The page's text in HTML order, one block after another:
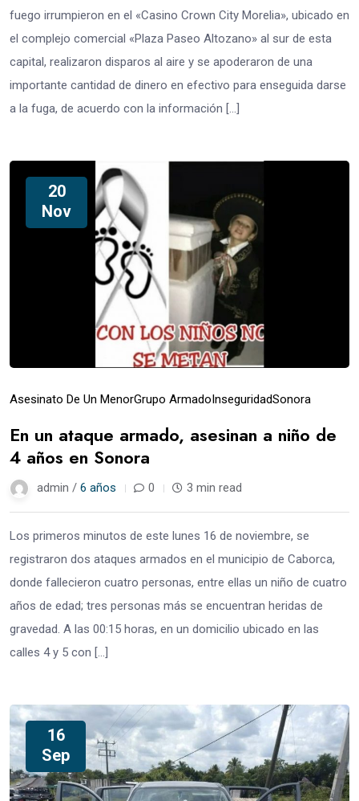
fuego irrumpieron en el «Casino Crown City Morelia», ubicado en
el complejo comercial «Plaza Paseo Altozano» al sur de esta
capital, realizaron disparos al aire y se apoderaron de una
importante cantidad de dinero en efectivo para enseguida darse
a la fuga, de acuerdo con la información […]
20
Nov
Asesinato De Un MenorGrupo ArmadoInseguridadSonora
En un ataque armado, asesinan a niño de
4 años en Sonora
admin / 6 años 0 3 min read
Los primeros minutos de este lunes 16 de noviembre, se
registraron dos ataques armados en el municipio de Caborca,
donde fallecieron cuatro personas, entre ellas un niño de cuatro
años de edad; tres personas más se encuentran heridas de
gravedad. A las 00:15 horas, en un domicilio ubicado en las
calles 4 y 5 con […]
16
Sep